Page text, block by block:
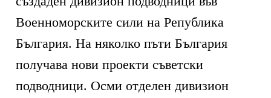
Военноморските сили на Република
България. На няколко пъти България
получава нови проекти съветски
подводници. Осми отделен дивизион